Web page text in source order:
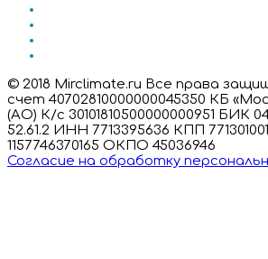
© 2018 Mirclimate.ru Все права
счет 40702810000000045350 КБ
(АО) К/с 30101810500000000951 БИК
52.61.2 ИНН 7713395636 КПП
1157746370165 ОКПО 45036946
Согласие на обработку